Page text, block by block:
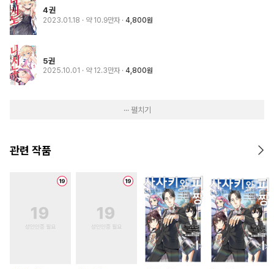
4권
2023.01.18 · 약 10.9만자 4,800원
5권
2025.10.01 · 약 12.3만자 4,800원
··· 펼치기
관련 작품